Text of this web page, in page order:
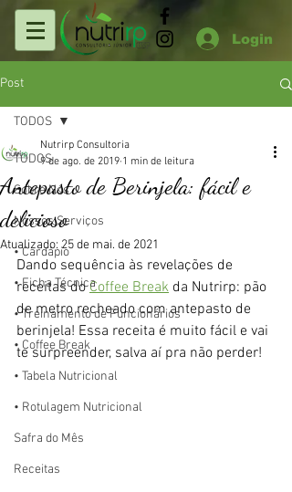
Login
Post
TODOS
Sobre Nós
Nossos Serviços
• Cardápio
• Ficha Técnica
• Treinamento de Funcionários
• Coffee Break
• Tabela Nutricional
• Rotulagem Nutricional
Safra do Mês
Receitas
TODOS
Antepasto de Berinjela: fácil e
delicioso
Nutrirp Consultoria
9 de ago. de 2019 1 min de leitura
Atualizado: 25 de mai. de 2021
Dando sequência às revelações de
receitas do Coffee Break da Nutrirp: pão
de metro recheado com antepasto de
berinjela! Essa receita é muito fácil e vai
te surpreender, salva aí pra não perder!